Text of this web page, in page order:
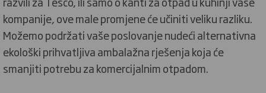
kompanije, ove male promjene će učiniti veliku razliku.
Možemo podržati vaše poslovanje nudeći alternativna
ekološki prihvatljiva ambalažna rješenja koja će
smanjiti potrebu za komercijalnim otpadom.